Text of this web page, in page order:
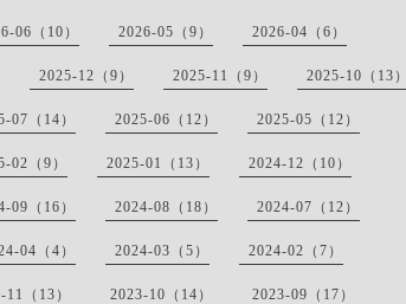
06（10） 2026-05（9） 2026-04（6）
2025-12（9） 2025-11（9） 2025-10（13）
07（14） 2025-06（12） 2025-05（12）
02（9） 2025-01（13） 2024-12（10）
09（16） 2024-08（18） 2024-07（12）
04（4） 2024-03（5） 2024-02（7）
11（13） 2023-10（14） 2023-09（17）